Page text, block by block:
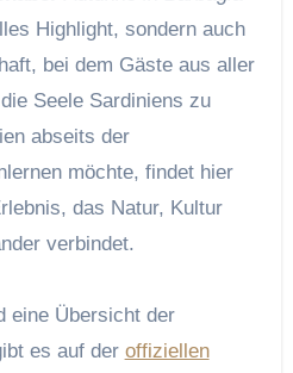
Highlight, sondern auch
bei dem Gäste aus aller
Seele Sardiniens zu
abseits der
möchte, findet hier
das Natur, Kultur
verbindet.
eine Übersicht der
es auf der offiziellen